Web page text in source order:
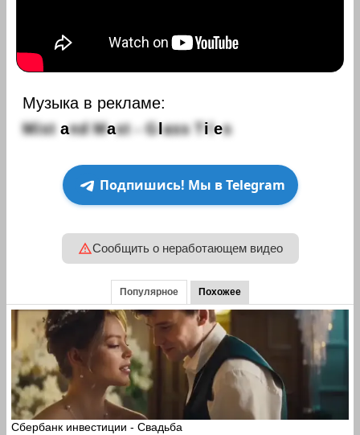
Музыка в рекламе:
Mist and Mast Glass Tiles
Подпишись! Мы в Telegram
Сообщить о неработающем видео
Популярное Похожее
Сбербанк инвестиции - Свадьба